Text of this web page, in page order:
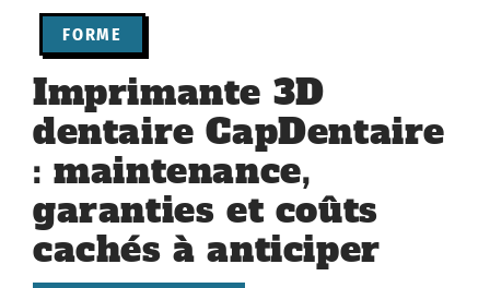
FORME
Imprimante 3D
dentaire CapDentaire
: maintenance,
garanties et coûts
cachés à anticiper